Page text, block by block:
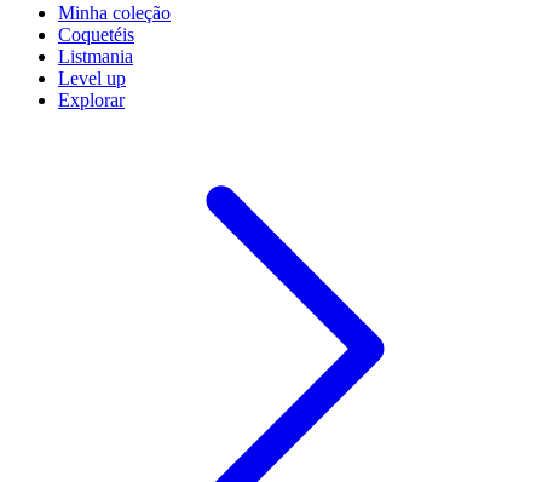
Minha coleção
Coquetéis
Listmania
Level up
Explorar